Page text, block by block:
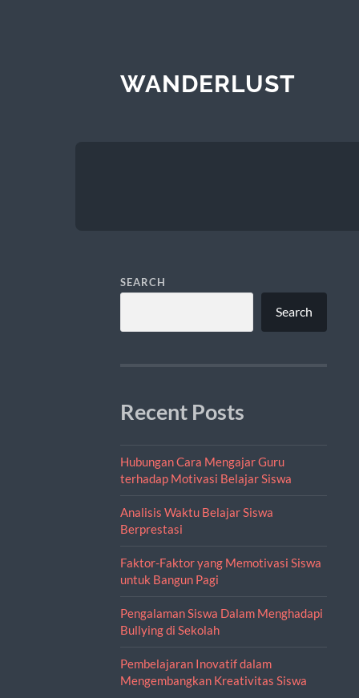
WANDERLUST
SEARCH
Search
Recent Posts
Hubungan Cara Mengajar Guru
terhadap Motivasi Belajar Siswa
Analisis Waktu Belajar Siswa
Berprestasi
Faktor-Faktor yang Memotivasi Siswa
untuk Bangun Pagi
Pengalaman Siswa Dalam Menghadapi
Bullying di Sekolah
Pembelajaran Inovatif dalam
Mengembangkan Kreativitas Siswa